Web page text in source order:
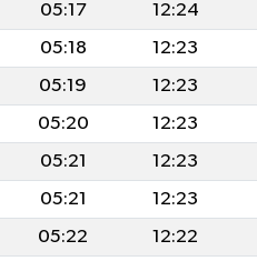
05:17 12:24
05:18 12:23
05:19 12:23
05:20 12:23
05:21 12:23
05:21 12:23
05:22 12:22